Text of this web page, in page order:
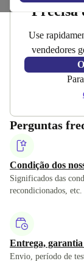
Precisa
Use
vendedores
Perguntas
Condição dos
Significados das
recondicionados, etc.
Entrega, garantia
Envio, período de